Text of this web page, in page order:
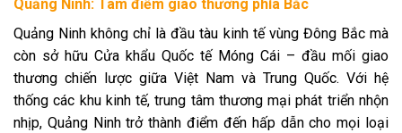
Quảng Ninh: Tâm điểm giao thương phía Bắc
Quảng Ninh không chỉ là đầu tàu kinh tế vùng Đông Bắc mà
còn sở hữu Cửa khẩu Quốc tế Móng Cái – đầu mối giao
thương chiến lược giữa Việt Nam và Trung Quốc. Với hệ
thống các khu kinh tế, trung tâm thương mại phát triển nhộn
nhịp, Quảng Ninh trở thành điểm đến hấp dẫn cho mọi loại